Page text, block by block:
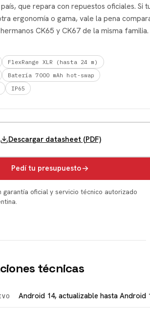
que repara con repuestos oficiales. Si
ergonomía o gama, vale la pena
CK65 y CK67 de la misma familia.
FlexRange XLR (hasta 24 m)
Batería 7000 mAh hot-swap
IP65
Descargar datasheet (PDF)
Pedí tu presupuesto
garantía oficial y servicio técnico autorizado
técnicas
Android 14, actualizable hasta Android